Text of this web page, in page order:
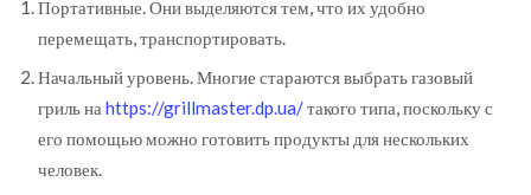
Портативные. Они выделяются тем, что их удобно
перемещать, транспортировать.
Начальный уровень. Многие стараются выбрать газовый
гриль на https://grillmaster.dp.ua/такого типа, поскольку с
его помощью можно готовить продукты для нескольких
человек.